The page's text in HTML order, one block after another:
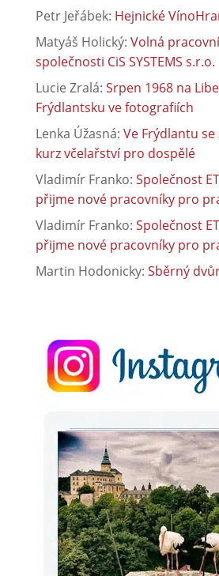
Petr Jeřábek: Hejnické
Matyáš Holický: Volná
společnosti CiS SYSTEMS s.r.o.
Lucie Zralá: Srpen 1968 na
Frýdlantsku ve fotografiích
Lenka Úžasná: Ve Frýdlantu
kurz včelařství pro dospělé
Vladimír Franko: Společnost
přijme nové pracovníky pro
Vladimír Franko: Společnost
přijme nové pracovníky pro
Martin Hodonicky: Sběrný